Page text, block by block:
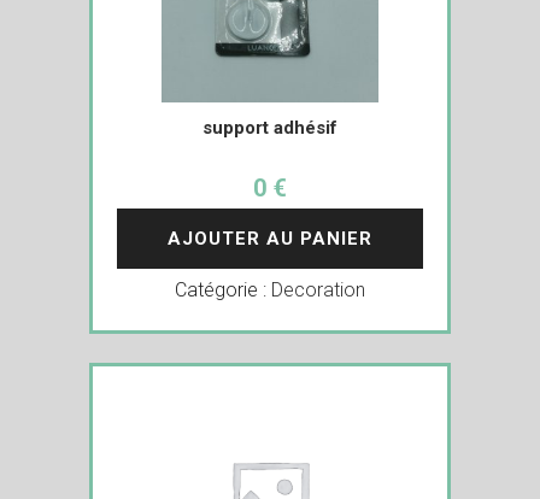
support adhésif
0 €
AJOUTER AU PANIER
Catégorie : Decoration